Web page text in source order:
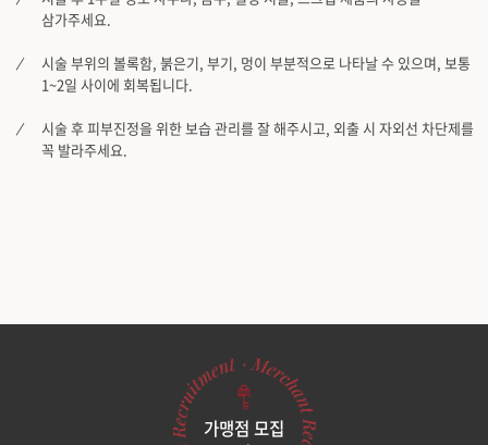
삼가주세요.
시술 부위의 볼록함, 붉은기, 부기, 멍이 부분적으로 나타날 수 있으며, 보통
1~2일 사이에 회복됩니다.
시술 후 피부진정을 위한 보습 관리를 잘 해주시고, 외출 시 자외선 차단제를
꼭 발라주세요.
가맹점 모집